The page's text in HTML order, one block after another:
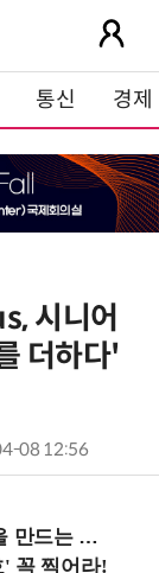
통신 경제
시니어
더하다'
08 12:56
20 강남역)